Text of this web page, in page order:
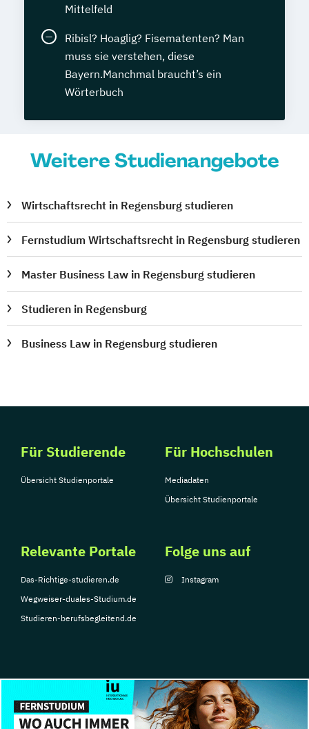
Mittelfeld
Ribisl? Hoaglig? Fisematenten? Man
muss sie verstehen, diese
Bayern.Manchmal braucht’s ein
Wörterbuch
Weitere Studienangebote
Wirtschaftsrecht in Regensburg studieren
Fernstudium Wirtschaftsrecht in Regensburg studieren
Master Business Law in Regensburg studieren
Studieren in Regensburg
Business Law in Regensburg studieren
Für Studierende
Übersicht Studienportale
Für Hochschulen
Mediadaten
Übersicht Studienportale
Relevante Portale
Das-Richtige-studieren.de
Wegweiser-duales-Studium.de
Studieren-berufsbegleitend.de
Folge uns auf
Instagram
© Copyright 2026, TarGroup Media GmbH